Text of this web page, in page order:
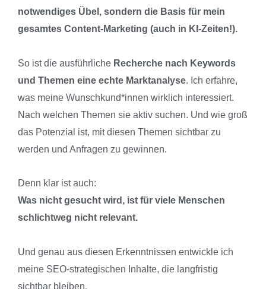
notwendiges Übel, sondern die Basis für mein
gesamtes Content-Marketing (auch in KI-Zeiten!).
So ist die ausführliche Recherche nach Keywords
und Themen eine echte Marktanalyse. Ich erfahre,
was meine Wunschkund*innen wirklich interessiert.
Nach welchen Themen sie aktiv suchen. Und wie groß
das Potenzial ist, mit diesen Themen sichtbar zu
werden und Anfragen zu gewinnen.
Denn klar ist auch:
Was nicht gesucht wird, ist für viele Menschen
schlichtweg nicht relevant.
Und genau aus diesen Erkenntnissen entwickle ich
meine SEO-strategischen Inhalte, die langfristig
sichtbar bleiben.